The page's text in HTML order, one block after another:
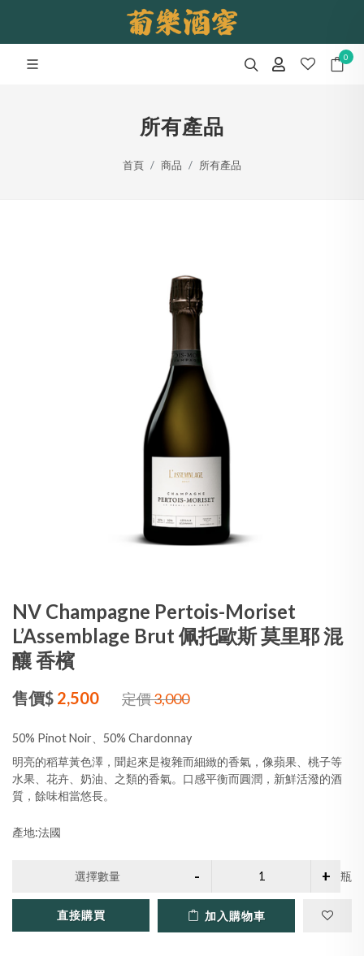
0
所有產品
首頁 商品 所有產品
NV Champagne Pertois-Moriset
L’Assemblage Brut 佩托歐斯 莫里耶 混
釀 香檳
售價$ 2,500 定價3,000
50% Pinot Noir、50% Chardonnay
明亮的稻草黃色澤，聞起來是複雜而細緻的香氣，像蘋果、桃子等
水果、花卉、奶油、之類的香氣。口感平衡而圓潤，新鮮活潑的酒
質，餘味相當悠長。
產地:法國
選擇數量 瓶
直接購買 加入購物車